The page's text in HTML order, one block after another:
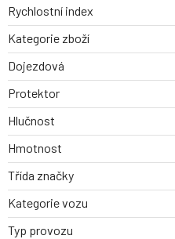
Rychlostní index
Kategorie zboží
Dojezdová
Protektor
Hlučnost
Hmotnost
Třída značky
Kategorie vozu
Typ provozu